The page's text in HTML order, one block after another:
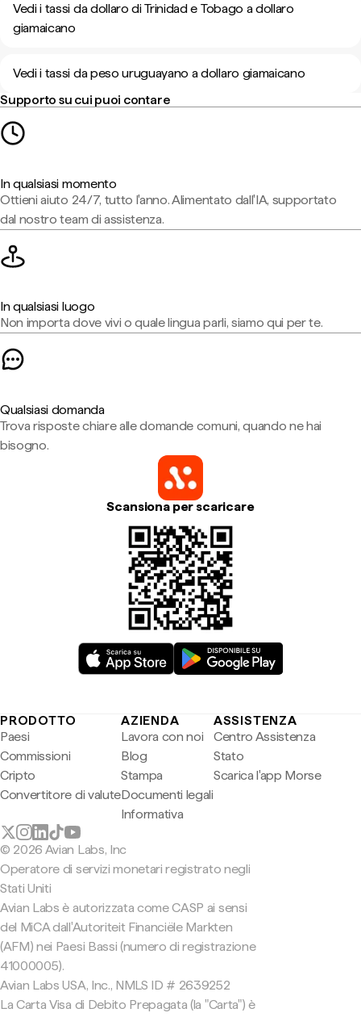
Vedi i tassi da dollaro di Trinidad e Tobago a dollaro
giamaicano
Vedi i tassi da peso uruguayano a dollaro giamaicano
Supporto su cui puoi contare
In qualsiasi momento
Ottieni aiuto 24/7, tutto l'anno. Alimentato dall'IA, supportato
dal nostro team di assistenza.
In qualsiasi luogo
Non importa dove vivi o quale lingua parli, siamo qui per te.
Qualsiasi domanda
Trova risposte chiare alle domande comuni, quando ne hai
bisogno.
Scansiona per scaricare
PRODOTTO
Paesi
Commissioni
Cripto
Convertitore di valute
AZIENDA
Lavora con noi
Blog
Stampa
Documenti legali
Informativa
ASSISTENZA
Centro Assistenza
Stato
Scarica l'app Morse
© 2026 Avian Labs, Inc
Operatore di servizi monetari registrato negli
Stati Uniti
Avian Labs è autorizzata come CASP ai sensi
del MiCA dall'Autoriteit Financiële Markten
(AFM) nei Paesi Bassi (numero di registrazione
41000005).
Avian Labs USA, Inc., NMLS ID # 2639252
La Carta Visa di Debito Prepagata (la "Carta") è